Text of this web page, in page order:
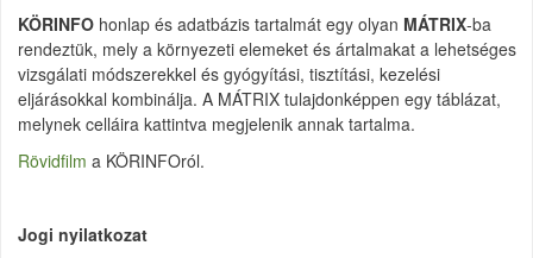
KÖRINFO honlap és adatbázis tartalmát egy olyan MÁTRIX-ba
rendeztük, mely a környezeti elemeket és ártalmakat a lehetséges
vizsgálati módszerekkel és gyógyítási, tisztítási, kezelési
eljárásokkal kombinálja. A MÁTRIX tulajdonképpen egy táblázat,
melynek celláira kattintva megjelenik annak tartalma.
Rövidfilm a KÖRINFOról.
Jogi nyilatkozat